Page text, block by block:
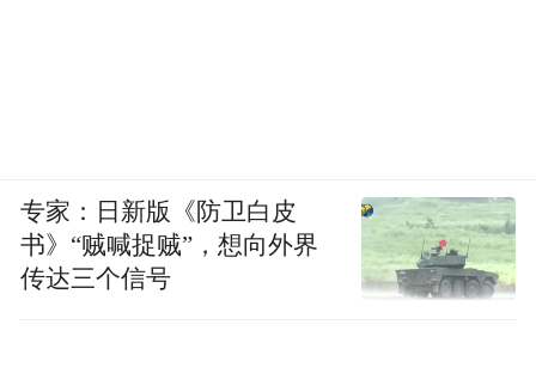
专家：日新版《防卫白皮
书》“贼喊捉贼”，想向外界
传达三个信号